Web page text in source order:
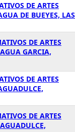
DE ARTES
DE BUEYES, LAS
DE ARTES
GARCIA,
DE ARTES
DE ARTES